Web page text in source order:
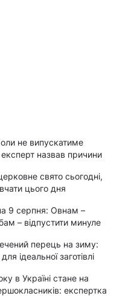
не випускатиме
назвав причини
свято сьогодні,
цього дня
9 серпня: Овнам –
– відпустити минуле
перець на зиму:
ідеальної заготівлі
в Україні стане на
експертка